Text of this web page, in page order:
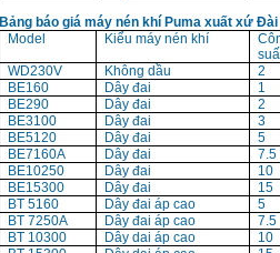
Bảng báo giá máy nén khí Puma xuất xứ Đài
Model
Kiểu máy nén khí
WD230V
Không dầu
2
BE160
Dây đai
1
BE290
Dây đai
2
BE3100
Dây đai
3
BE5120
Dây đai
5
BE7160A
Dây đai
7.5
BE10250
Dây đai
10
BE15300
Dây đai
15
BT 5160
Dây đai áp cao
5
BT 7250A
Dây đai áp cao
7.5
BT 10300
Dây dai áp cao
10